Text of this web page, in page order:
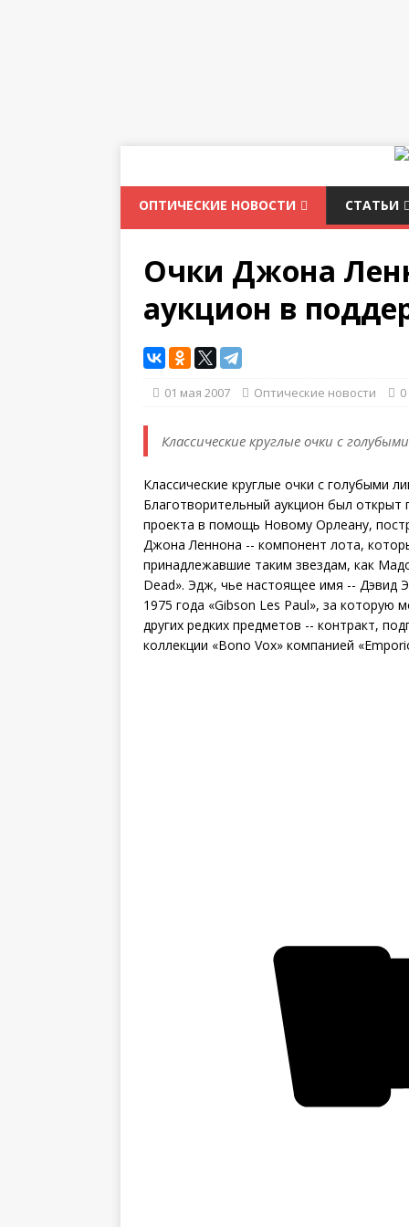
ОПТИЧЕСКИЕ НОВОСТИ СТАТЬИ
Очки Джона
аукцион в
01 мая 2007 Оптические новости 0
Классические круглые очки с
Классические круглые очки с голубыми
Благотворительный аукцион был открыт
проекта в помощь Новому Орлеану,
Джона Леннона -- компонент лота,
принадлежавшие таким звездам, как
Dead». Эдж, чье настоящее имя -- Дэвид
1975 года «Gibson Les Paul», за
других редких предметов -- контракт,
коллекции «Bono Vox» компанией